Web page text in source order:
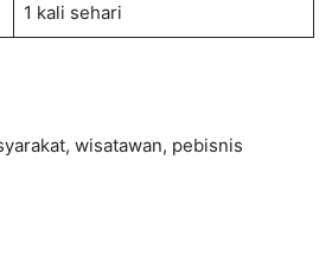
1 kali sehari
wisatawan, pebisnis